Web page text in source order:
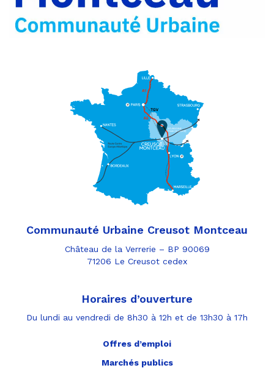
Communauté Urbaine Creusot Montceau
Château de la Verrerie – BP 90069
71206 Le Creusot cedex
Horaires d’ouverture
Du lundi au vendredi de 8h30 à 12h et de 13h30 à 17h
Offres d’emploi
Marchés publics